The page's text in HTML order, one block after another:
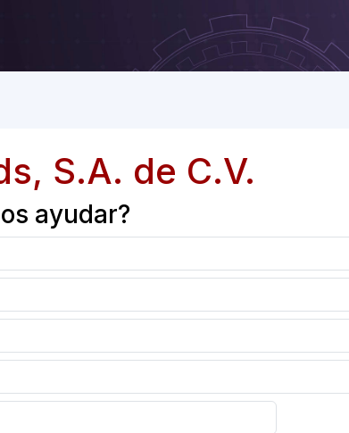
S.A. de C.V.
ayudar?